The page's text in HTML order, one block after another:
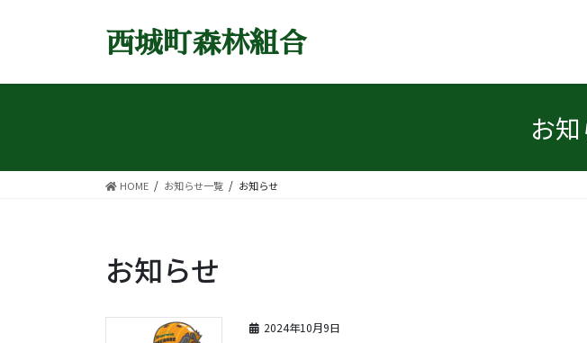
ツ
ッ
シ
移
西城町森林組合
お
HOME お知らせ一覧 お知らせ
お知らせ
2024年10月9日